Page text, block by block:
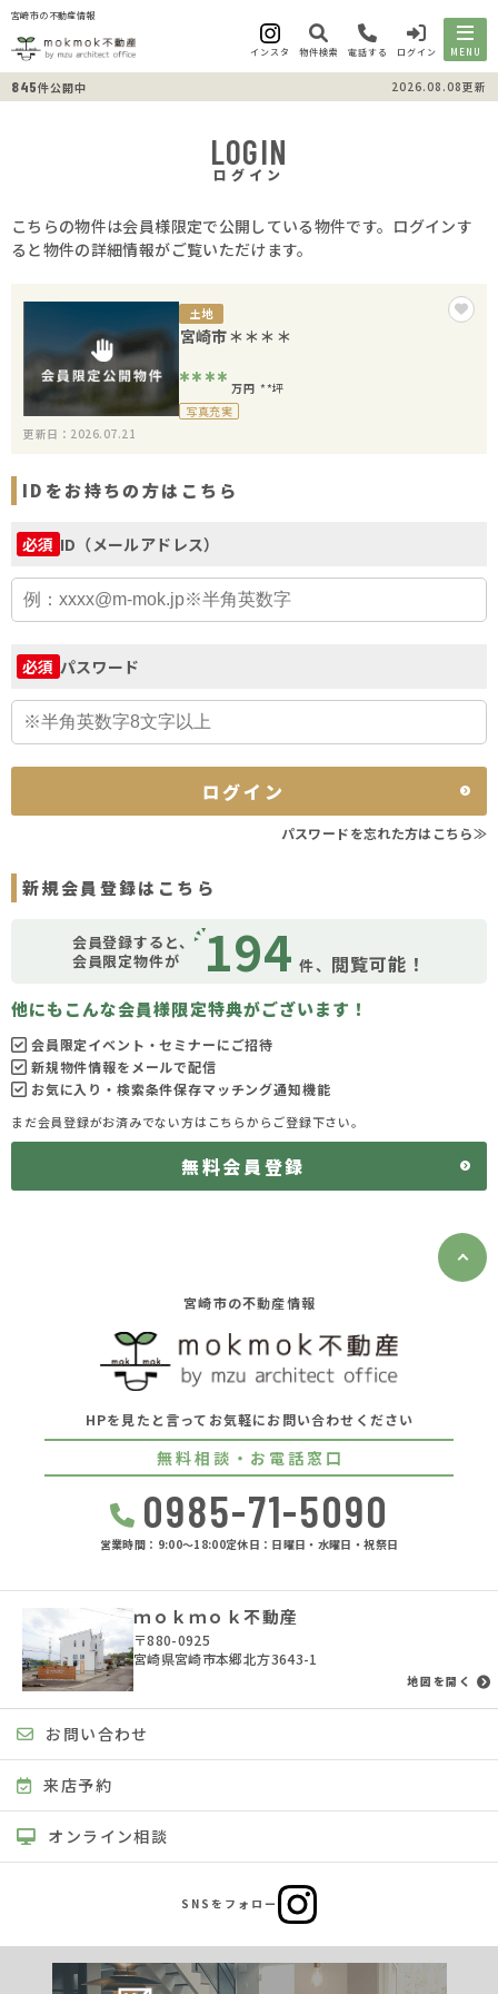
宮崎市の不動産情報
インスタ 物件検索 電話する ログイン MENU
845件公開中 2026.08.08更新
LOGIN
ログイン
こちらの物件は会員様限定で公開している物件です。ログインす
ると物件の詳細情報がご覧いただけます。
更新日：2026.07.21
土地
宮崎市＊＊＊＊
**** 万円 **坪
写真充実
IDをお持ちの方はこちら
必須 ID（メールアドレス）
必須 パスワード
ログイン
パスワードを忘れた方はこちら≫
新規会員登録はこちら
会員登録すると、
会員限定物件が
194 件、 閲覧可能！
他にもこんな会員様限定特典がございます！
会員限定イベント・セミナーにご招待
新規物件情報をメールで配信
お気に入り・検索条件保存マッチング通知機能
まだ会員登録がお済みでない方はこちらからご登録下さい。
無料会員登録
宮崎市の不動産情報
HPを見たと言ってお気軽にお問い合わせください
無料相談・お電話窓口
0985-71-5090
営業時間：9:00〜18:00定休日：日曜日・水曜日・祝祭日
ｍｏｋｍｏｋ不動産
〒880-0925
宮崎県宮崎市本郷北方3643-1
地図を開く
お問い合わせ
来店予約
オンライン相談
SNSをフォロー